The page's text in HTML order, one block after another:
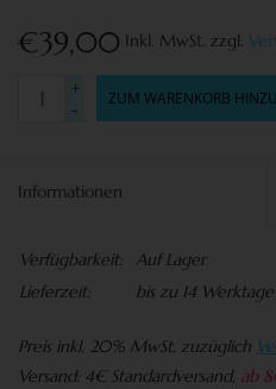
€39,00 Inkl. MwSt. zzgl.
+
-
ZUM WARENKORB
Informationen
Verfügbarkeit:
Auf Lager
Lieferzeit:
bis zu 14 Werktage
Preis inkl. 20% MwSt. zuzüglich
Versand: 4€ Standardversand, ab